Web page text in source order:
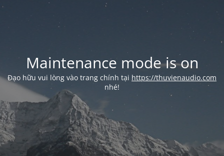
Maintenance mode is on
Đạo hữu vui lòng vào trang chính tại https://thuvienaudio.com
nhé!